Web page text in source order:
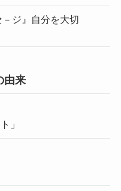
ジ』自分を大切
由来
」